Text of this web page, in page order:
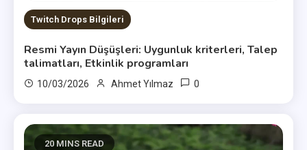
Twitch Drops Bilgileri
Resmi Yayın Düşüşleri: Uygunluk kriterleri, Talep
talimatları, Etkinlik programları
10/03/2026 Ahmet Yılmaz 0
20 MINS READ